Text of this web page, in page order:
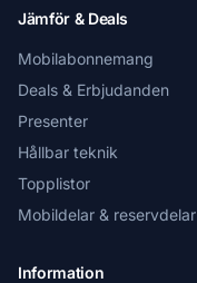
Jämför & Deals
Mobilabonnemang
Deals & Erbjudanden
Presenter
Hållbar teknik
Topplistor
Mobildelar & reservdelar
Information